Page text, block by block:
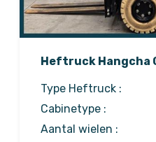
Heftruck Hangcha
Lithium
Type Heftruck :
Cabinetype :
Aantal wielen :